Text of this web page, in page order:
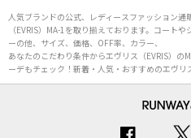
人気ブランドの公式、レディースファッション
（EVRIS）MA-1を取り揃えております。コート
ーの他、サイズ、価格、OFF率、カラー、
あなたのこだわり条件からエヴリス（EVRIS）の
ーデもチェック！新着・人気・おすすめのエヴリ